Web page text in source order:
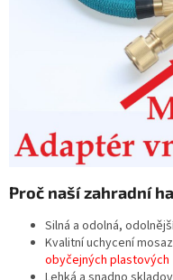
Proč naší zahradní
Silná a odolná,
Kvalitní uchycení
obyčejných plastových